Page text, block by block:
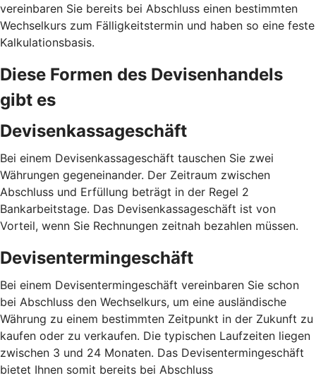
vereinbaren Sie bereits bei Abschluss einen bestimmten
Wechselkurs zum Fälligkeitstermin und haben so eine feste
Kalkulationsbasis.
Diese Formen des Devisenhandels
gibt es
Devisenkassageschäft
Bei einem Devisenkassageschäft tauschen Sie zwei
Währungen gegeneinander. Der Zeitraum zwischen
Abschluss und Erfüllung beträgt in der Regel 2
Bankarbeitstage. Das Devisenkassageschäft ist von
Vorteil, wenn Sie Rechnungen zeitnah bezahlen müssen.
Devisentermingeschäft
Bei einem Devisentermingeschäft vereinbaren Sie schon
bei Abschluss den Wechselkurs, um eine ausländische
Währung zu einem bestimmten Zeitpunkt in der Zukunft zu
kaufen oder zu verkaufen. Die typischen Laufzeiten liegen
zwischen 3 und 24 Monaten. Das Devisentermingeschäft
bietet Ihnen somit bereits bei Abschluss